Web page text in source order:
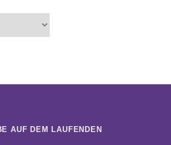
AUF DEM LAUFENDEN